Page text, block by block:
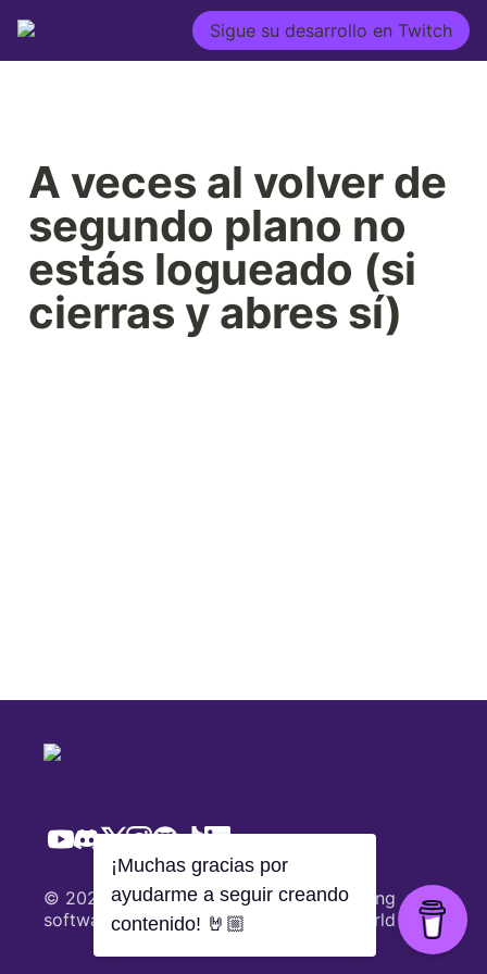
Sigue su desarrollo en Twitch
A veces al volver de
segundo plano no
estás logueado (si
cierras y abres sí)
© 2021 MoureDev by Brais Moure Building
software with 🤍 from Galicia to the world
¡Muchas gracias por
ayudarme a seguir creando
contenido! 🤘🏼